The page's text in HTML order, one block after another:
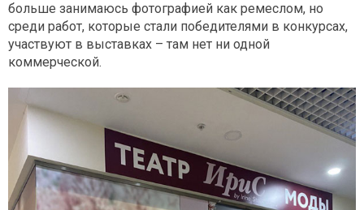
больше занимаюсь фотографией как ремеслом, но
среди работ, которые стали победителями в конкурсах,
участвуют в выставках – там нет ни одной
коммерческой.